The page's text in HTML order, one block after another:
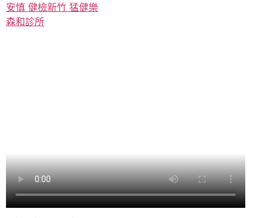
安慎 健檢新竹 猛健樂
森和診所